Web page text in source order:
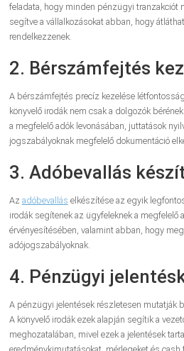
feladata, hogy minden pénzügyi tranzakciót
segítve a vállalkozásokat abban, hogy
rendelkezzenek.
2. Bérszámfejtés
A bérszámfejtés precíz kezelése
könyvelő irodák nem csak a dolgozók
a megfelelő adók levonásában, juttatások
jogszabályoknak megfelelő dokumentáció
3. Adóbevallás
Az adóbevallás elkészítése az egyik
irodák segítenek az ügyfeleknek a megfelelő
érvényesítésében, valamint abban, hogy
adójogszabályoknak.
4. Pénzügyi
A pénzügyi jelentések részletesen mutatják
A könyvelő irodák ezek alapján segítik a
meghozatalában, mivel ezek a jelentések